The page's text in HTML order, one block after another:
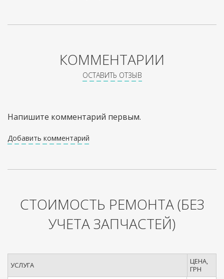
КОММЕНТАРИИ
ОСТАВИТЬ ОТЗЫВ
Напишите комментарий первым.
Добавить комментарий
СТОИМОСТЬ РЕМОНТА(БЕЗ
УЧЕТА ЗАПЧАСТЕЙ)
УСЛУГА
ЦЕНА,
ГРН